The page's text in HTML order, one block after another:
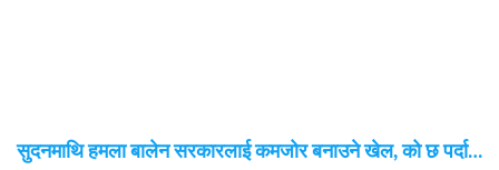
सुदनमाथि हमला बालेन सरकारलाई कमजोर बनाउने खेल, को छ पर्दा…